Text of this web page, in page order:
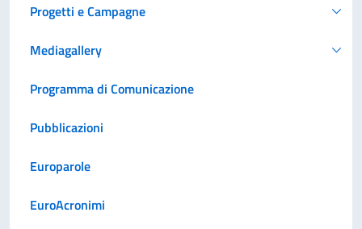
Progetti e Campagne
Mediagallery
Programma di Comunicazione
Pubblicazioni
Europarole
EuroAcronimi